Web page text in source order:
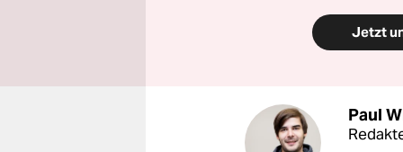
Jetzt
Paul